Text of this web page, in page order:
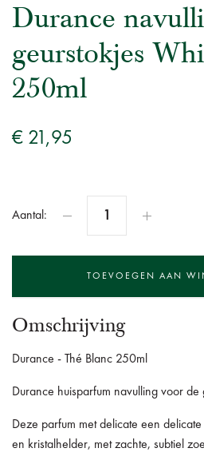
Durance
geurstokjes
250ml
€ 21,95
Aantal:
Omschrijving
Durance - Thé Blanc 250ml
Durance huisparfum navulling voor
Deze parfum met delicate een
en kristalhelder, met zachte, subtiel